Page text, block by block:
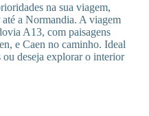
na sua viagem,
a Normandia. A viagem
A13, com paisagens
e Caen no caminho. Ideal
ou deseja explorar o interior